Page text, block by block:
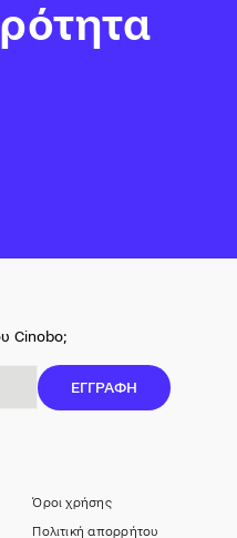
Cinobo;
ΕΓΓΡΑΦΗ
Όροι χρήσης
Πολιτική απορρήτου